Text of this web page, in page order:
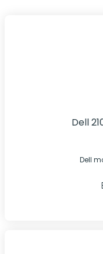
Dell
Dell